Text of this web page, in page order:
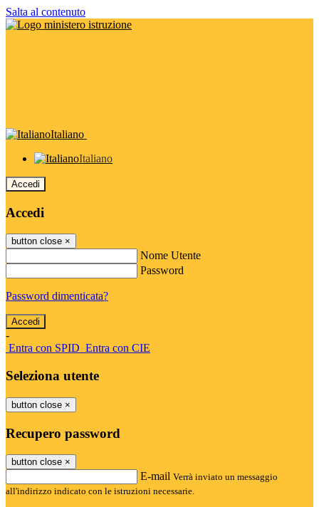
Salta al contenuto
Italiano
Italiano
Accedi
Accedi
button close ×
Nome Utente
Password
Password dimenticata?
-
Entra con SPID Entra con CIE
Seleziona utente
button close ×
Recupero password
button close ×
E-mail Verrà inviato un messaggio
all'indirizzo indicato con le istruzioni necessarie.